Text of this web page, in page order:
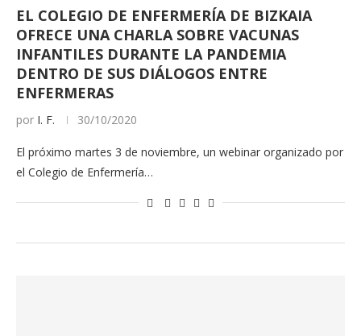
EL COLEGIO DE ENFERMERÍA DE BIZKAIA
OFRECE UNA CHARLA SOBRE VACUNAS
INFANTILES DURANTE LA PANDEMIA
DENTRO DE SUS DIÁLOGOS ENTRE
ENFERMERAS
por I. F. 30/10/2020
El próximo martes 3 de noviembre, un webinar organizado por
el Colegio de Enfermería…